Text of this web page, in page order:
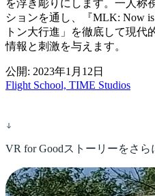
を浮き彫りにします。一人称
ションを通し、『MLK: Now
トン大行進」を徹底して現代
情報と刺激を与えます。
公開: 2023年1月12日
Flight School, TIME Studios
VR for Goodストーリーをさら